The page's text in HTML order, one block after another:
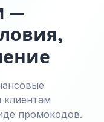
—
клиентам
промокодов.